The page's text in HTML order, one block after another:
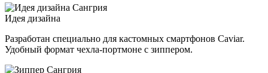
Идея дизайна
Разработан специально для кастомных смартфонов Caviar.
Удобный формат чехла-портмоне с зиппером.